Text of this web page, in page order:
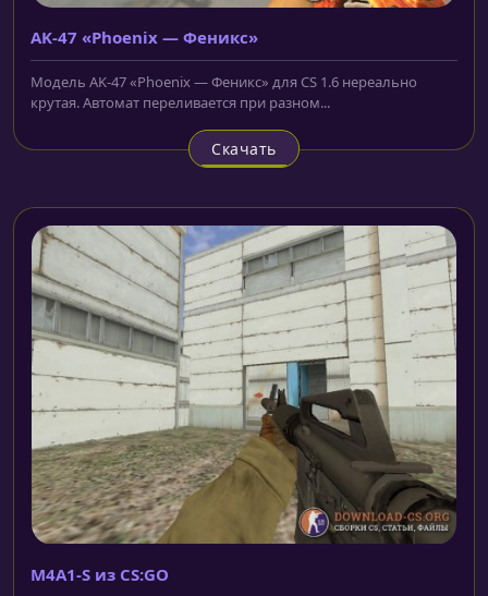
AK-47 «Phoenix — Феникс»
Модель AK-47 «Phoenix — Феникс» для CS 1.6 нереально
крутая. Автомат переливается при разном...
Скачать
M4A1-S из CS:GO